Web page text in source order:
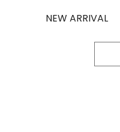
NEW ARRIVAL